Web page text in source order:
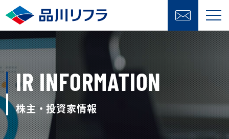
IR INFORMATION
株主・投資家情報